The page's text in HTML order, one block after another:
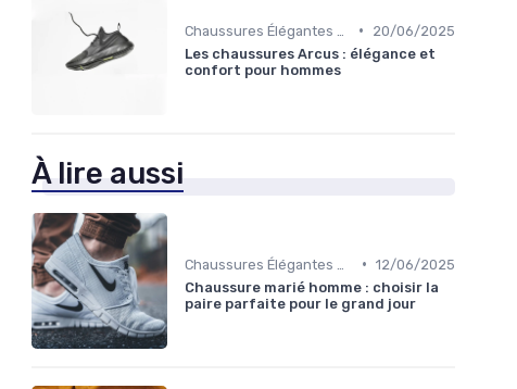
•
20/06/2025
Les chaussures Arcus : élégance et
confort pour hommes
À lire aussi
• 12/06/2025
Chaussure marié homme : choisir la
paire parfaite pour le grand jour